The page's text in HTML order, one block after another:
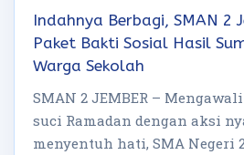
Indahnya Berbagi, SMAN 2
Paket Bakti Sosial Hasil
Warga Sekolah
SMAN 2 JEMBER –
suci Ramadan dengan aksi
menyentuh hati, SMA Negeri